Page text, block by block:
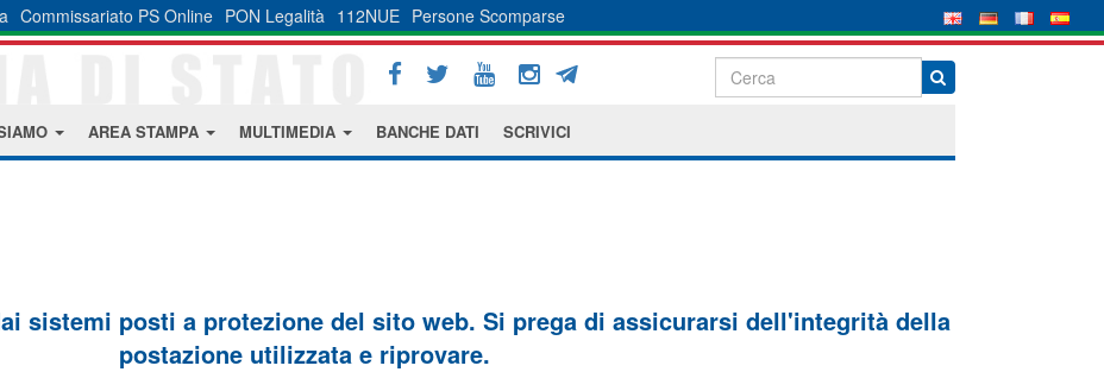
Commissariato PS Online PON Legalità 112NUE Persone Scomparse
AREA STAMPA MULTIMEDIA BANCHE DATI SCRIVICI
sistemi posti a protezione del sito web. Si prega di assicurarsi dell'integrità della
postazione utilizzata e riprovare.